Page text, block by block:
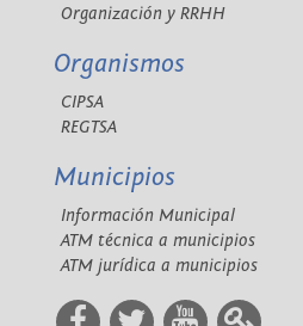
Organización y RRHH
Organismos
CIPSA
REGTSA
Municipios
Información Municipal
ATM técnica a municipios
ATM jurídica a municipios